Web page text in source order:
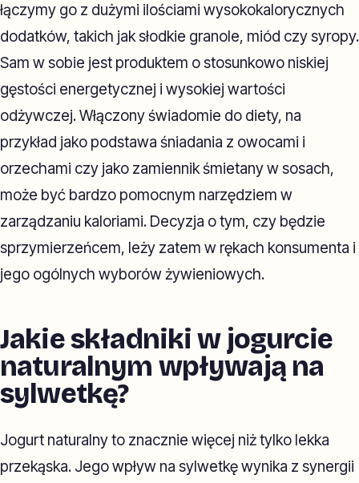
łączymy go z dużymi ilościami wysokokalorycznych
dodatków, takich jak słodkie granole, miód czy syropy.
Sam w sobie jest produktem o stosunkowo niskiej
gęstości energetycznej i wysokiej wartości
odżywczej. Włączony świadomie do diety, na
przykład jako podstawa śniadania z owocami i
orzechami czy jako zamiennik śmietany w sosach,
może być bardzo pomocnym narzędziem w
zarządzaniu kaloriami. Decyzja o tym, czy będzie
sprzymierzeńcem, leży zatem w rękach konsumenta i
jego ogólnych wyborów żywieniowych.
Jakie składniki w jogurcie
naturalnym wpływają na
sylwetkę?
Jogurt naturalny to znacznie więcej niż tylko lekka
przekąska. Jego wpływ na sylwetkę wynika z synergii